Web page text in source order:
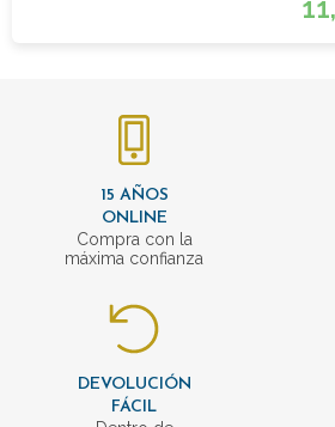
11,
15 AÑOS
ONLINE
Compra con la
máxima confianza
DEVOLUCIÓN
FÁCIL